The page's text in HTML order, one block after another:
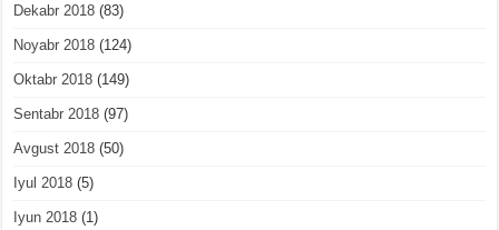
Dekabr 2018 (83)
Noyabr 2018 (124)
Oktabr 2018 (149)
Sentabr 2018 (97)
Avgust 2018 (50)
Iyul 2018 (5)
Iyun 2018 (1)